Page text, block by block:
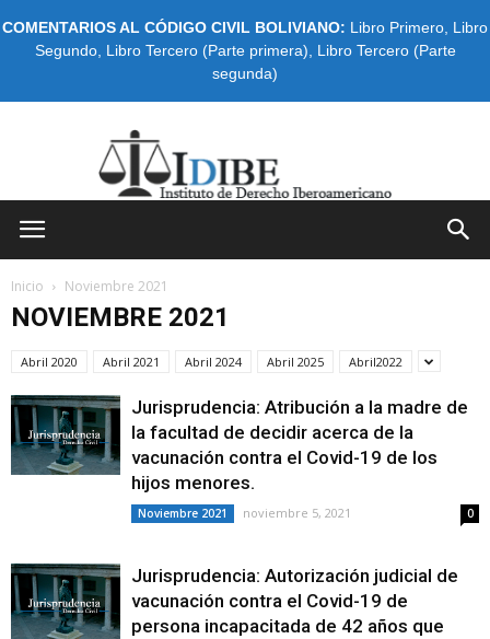
COMENTARIOS AL CÓDIGO CIVIL BOLIVIANO: Libro Primero Libro
Segundo, Libro Tercero (Parte primera)
Libro Tercero (Parte
segunda)
Inicio Noviembre 2021
NOVIEMBRE 2021
Abril 2020 Abril 2021 Abril 2024 Abril 2025 Abril2022
Jurisprudencia: Atribución a la madre de
la facultad de decidir acerca de la
vacunación contra el Covid-19 de los
hijos menores.
Noviembre 2021 noviembre 5, 2021 0
Jurisprudencia: Autorización judicial de
vacunación contra el Covid-19 de
persona incapacitada de 42 años que